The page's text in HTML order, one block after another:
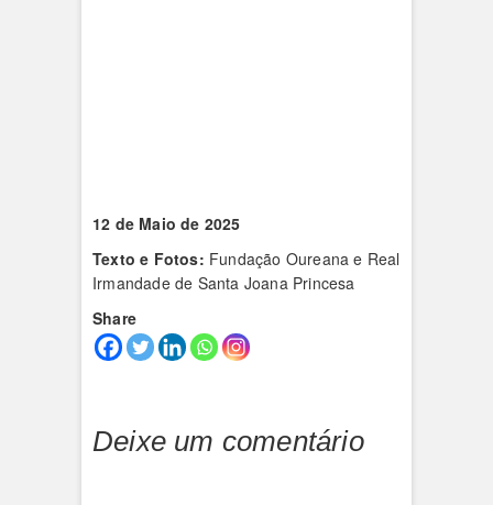
12 de Maio de 2025
Texto e Fotos: Fundação Oureana e Real
Irmandade de Santa Joana Princesa
Share
Deixe um comentário